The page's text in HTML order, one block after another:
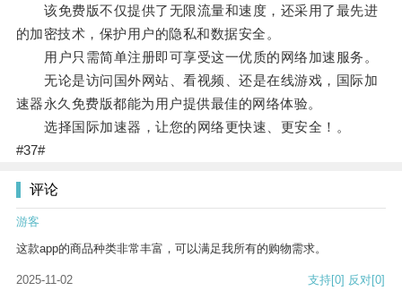
该免费版不仅提供了无限流量和速度，还采用了最先进
的加密技术，保护用户的隐私和数据安全。
用户只需简单注册即可享受这一优质的网络加速服务。
无论是访问国外网站、看视频、还是在线游戏，国际加
速器永久免费版都能为用户提供最佳的网络体验。
选择国际加速器，让您的网络更快速、更安全！。
#37#
评论
游客
这款app的商品种类非常丰富，可以满足我所有的购物需求。
2025-11-02 支持[0] 反对[0]